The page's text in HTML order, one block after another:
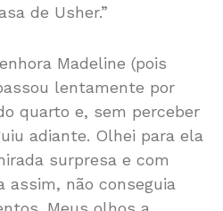
de Usher.”
Madeline (pois
lentamente por
quarto e, sem perceber
adiante. Olhei para ela
surpresa e com
não conseguia